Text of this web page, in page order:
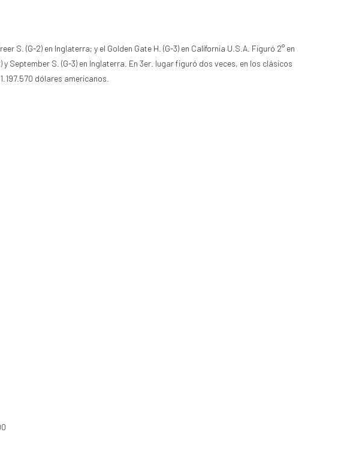
S. (G-2) en Inglaterra; y el Golden Gate H. (G-3) en California U.S.A. Figuró 2° en
September S. (G-3) en Inglaterra. En 3er. lugar figuró dos veces, en los clásicos
dólares americanos.